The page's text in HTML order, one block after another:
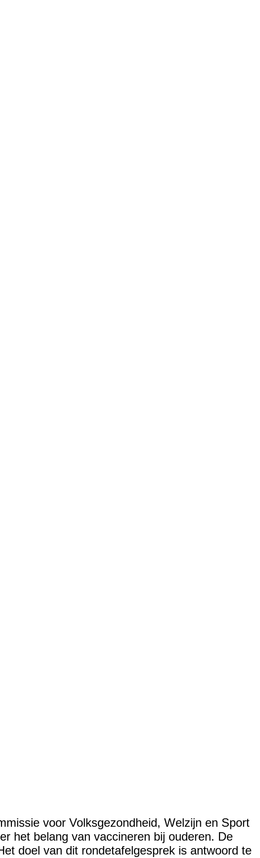
voor Volksgezondheid, Welzijn en Sport
het belang van vaccineren bij ouderen. De
doel van dit rondetafelgesprek is antwoord te